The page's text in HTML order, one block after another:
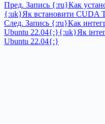
Пред. Запись {:ru}Как
{:uk}Як встановити CUDA
След. Запись {:ru}Как
Ubuntu 22.04{:}{:uk}Як
Ubuntu 22.04{:}